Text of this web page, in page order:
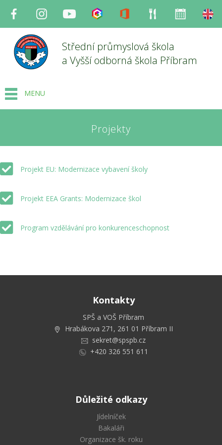
Facebook InstagramYoutube Bakaláři Office Strava
Střední průmyslová škola
a Vyšší odborná škola Příbram
MENU
Projekty
Projekt EU: Modernizace vybavení školy
Projekt EEA Grants: Modernizace škol
Program vzdělávání pro konkurenceschopnost
Kontakty
SPŠ a VOŠ Příbram
Hrabákova 271, 261 01 Příbram II
sekret@spspb.cz
+420 326 551 611
Důležité odkazy
Jídelníček
Bakaláři
Organizace šk. roku